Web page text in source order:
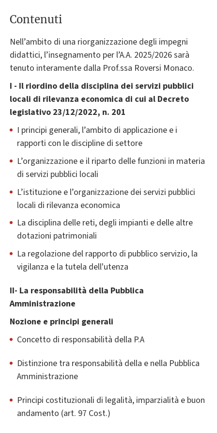
Contenuti
Nell’ambito di una riorganizzazione degli impegni
didattici, l’insegnamento per l’A.A. 2025/2026 sarà
tenuto interamente dalla Prof.ssa Roversi Monaco.
I - Il riordino della disciplina dei servizi pubblici
locali di rilevanza economica di cui al Decreto
legislativo 23/12/2022, n. 201
I principi generali, l’ambito di applicazione e i
rapporti con le discipline di settore
L’organizzazione e il riparto delle funzioni in materia
di servizi pubblici locali
L’istituzione e l’organizzazione dei servizi pubblici
locali di rilevanza economica
La disciplina delle reti, degli impianti e delle altre
dotazioni patrimoniali
La regolazione del rapporto di pubblico servizio, la
vigilanza e la tutela dell'utenza
II- La responsabilità della Pubblica
Amministrazione
Nozione e principi generali
Concetto di responsabilità della P.A
Distinzione tra responsabilità della e nella Pubblica
Amministrazione
Principi costituzionali di legalità, imparzialità e buon
andamento (art. 97 Cost.)